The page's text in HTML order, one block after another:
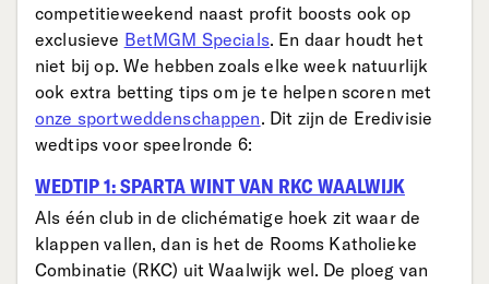
competitieweekend naast profit boosts ook op
exclusieve BetMGM Specials. En daar houdt het
niet bij op. We hebben zoals elke week natuurlijk
ook extra betting tips om je te helpen scoren met
onze sportweddenschappen. Dit zijn de Eredivisie
wedtips voor speelronde 6:
WEDTIP 1: SPARTA WINT VAN RKC WAALWIJK
Als één club in de clichématige hoek zit waar de
klappen vallen, dan is het de Rooms Katholieke
Combinatie (RKC) uit Waalwijk wel. De ploeg van